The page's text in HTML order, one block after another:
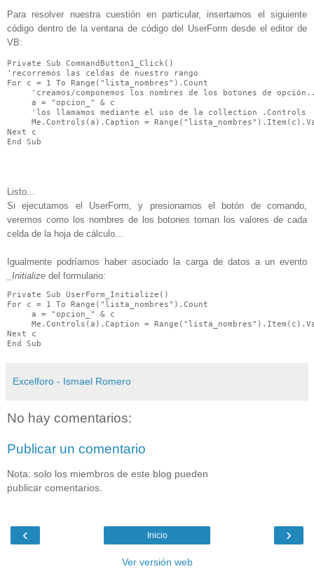
Para resolver nuestra cuestión en particular, insertamos el siguiente
código dentro de la ventana de código del UserForm desde el editor de
VB:
Private Sub CommandButton1_Click()
'recorremos las celdas de nuestro rango
For c = 1 To Range("lista_nombres").Count
'creamos/componemos los nombres de los botones de
     a = "opcion_" & c
     'los llamamos mediante el uso de la collection .Controls
Me.Controls(a).Caption =
Next c
End Sub
Listo...
Si ejecutamos el UserForm, y presionamos el botón de comando,
veremos como los nombres de los botones toman los valores de cada
celda de la hoja de cálculo...
Igualmente podríamos haber asociado la carga de datos a un evento
_Initialize del formulario:
Private Sub UserForm_Initialize()
For c = 1 To Range("lista_nombres").Count
     a = "opcion_" & c
Me.Controls(a).Caption =
Next c
End Sub
Excelforo - Ismael Romero
No hay comentarios:
Publicar un comentario
Nota: solo los miembros de este blog pueden
publicar comentarios.
‹ ›
Inicio
Ver versión web